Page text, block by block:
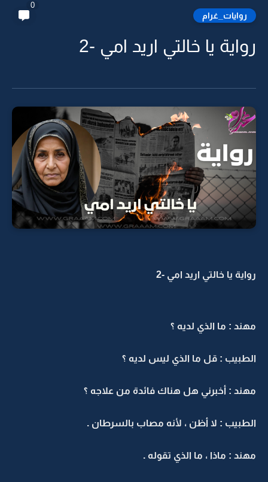
روايات_غرام
0
رواية يا خالتي اريد امي -2
رواية يا خالتي اريد امي -2
مهند : ما الذي لديه ؟
الطبيب : قل ما الذي ليس لديه ؟
مهند : أخبرني هل هناك فائدة من علاجه ؟
الطبيب : لا أظن ، لأنه مصاب بالسرطان .
مهند : ماذا ، ما الذي تقوله .